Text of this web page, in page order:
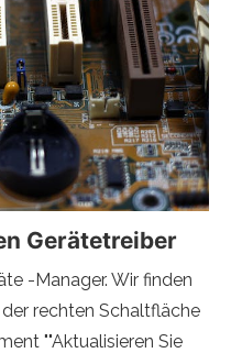
Gerätetreiber
-Manager. Wir finden
rechten Schaltfläche
""Aktualisieren Sie